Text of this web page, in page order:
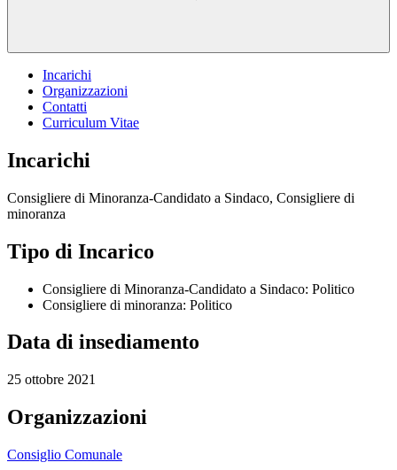
Incarichi
Organizzazioni
Contatti
Curriculum Vitae
Incarichi
Consigliere di Minoranza-Candidato a Sindaco, Consigliere di
minoranza
Tipo di Incarico
Consigliere di Minoranza-Candidato a Sindaco: Politico
Consigliere di minoranza: Politico
Data di insediamento
25 ottobre 2021
Organizzazioni
Consiglio Comunale